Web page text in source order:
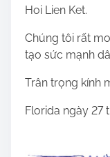
Hoi Lien Ket.
Chúng tôi rất
tạo sức mạnh
Trân trọng kính
Florida ngày 27